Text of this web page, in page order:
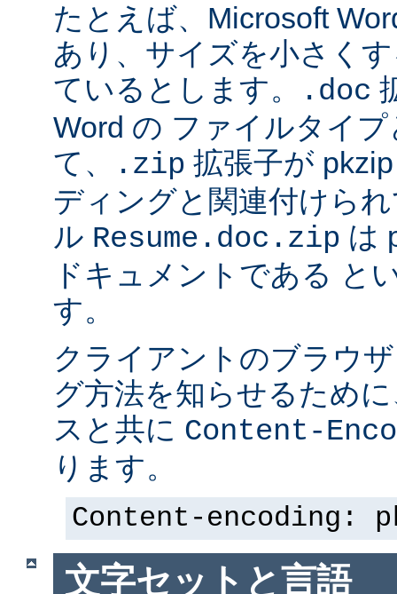
たとえば、Microsoft
あり、サイズを小さく
ているとします。
.doc
Word の ファイルタイ
て、
.zip 拡張子が
ディングと関連付けら
ル Resume.doc.zip は
ドキュメントである と
す。
クライアントのブラウ
グ方法を知らせるため
スと共に Content-
ります。
Content-encoding:
文字セットと言語